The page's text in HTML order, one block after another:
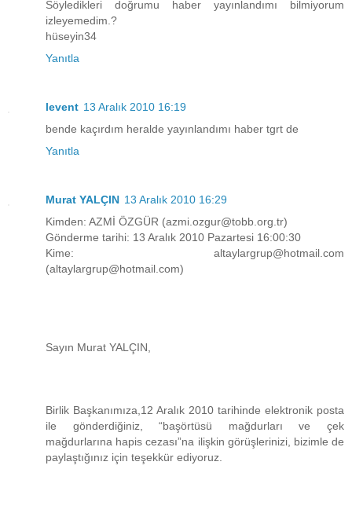
Söyledikleri doğrumu haber yayınlandımı bilmiyorum
izleyemedim.?
hüseyin34
Yanıtla
levent 13 Aralık 2010 16:19
bende kaçırdım heralde yayınlandımı haber tgrt de
Yanıtla
Murat YALÇIN 13 Aralık 2010 16:29
Kimden: AZMİ ÖZGÜR (azmi.ozgur@tobb.org.tr)
Gönderme tarihi: 13 Aralık 2010 Pazartesi 16:00:30
Kime: altaylargrup@hotmail.com
(altaylargrup@hotmail.com)
Sayın Murat YALÇIN,
Birlik Başkanımıza,12 Aralık 2010 tarihinde elektronik posta
ile gönderdiğiniz, “başörtüsü mağdurları ve çek
mağdurlarına hapis cezası”na ilişkin görüşlerinizi, bizimle de
paylaştığınız için teşekkür ediyoruz.